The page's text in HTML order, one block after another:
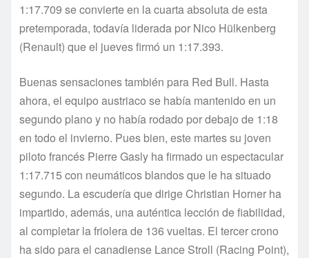
1:17.709 se convierte en la cuarta absoluta de esta
pretemporada, todavía liderada por Nico Hülkenberg
(Renault) que el jueves firmó un 1:17.393.
Buenas sensaciones también para Red Bull. Hasta
ahora, el equipo austriaco se había mantenido en un
segundo plano y no había rodado por debajo de 1:18
en todo el invierno. Pues bien, este martes su joven
piloto francés Pierre Gasly ha firmado un espectacular
1:17.715 con neumáticos blandos que le ha situado
segundo. La escudería que dirige Christian Horner ha
impartido, además, una auténtica lección de fiabilidad,
al completar la friolera de 136 vueltas. El tercer crono
ha sido para el canadiense Lance Stroll (Racing Point),